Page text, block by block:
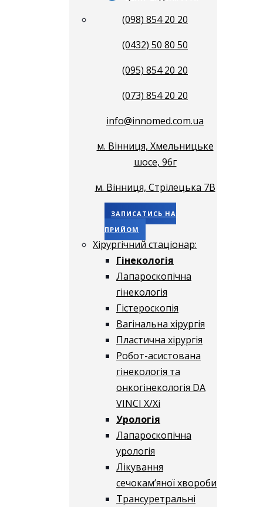
(098) 854 20 20
(0432) 50 80 50
(095) 854 20 20
(073) 854 20 20
info@innomed.com.ua
м. Вінниця, Хмельницьке
шосе, 96г
м. Вінниця, Стрілецька 7В
ЗАПИСАТИСЬ НА
ПРИЙОМ
Хірургічний стаціонар:
Гінекологія
Лапароскопічна
гінекологія
Гістероскопія
Вагінальна хірургія
Пластична хірургія
Робот-асистована
гінекологія та
онкогінекологія DA
VINCI X/Xі
Урологія
Лапароскопічна
урологія
Лікування
сечокам’яної хвороби
Трансуретральні